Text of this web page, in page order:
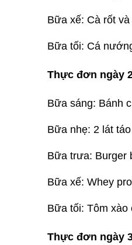
Bữa xế: Cà rốt
Bữa tối: Cá
Thực đơn ngày
Bữa sáng: Bánh
Bữa nhẹ: 2 lát
Bữa trưa: Burger
Bữa xế: Whey
Bữa tối: Tôm
Thực đơn ngày